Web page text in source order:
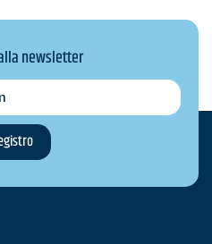
newsletter